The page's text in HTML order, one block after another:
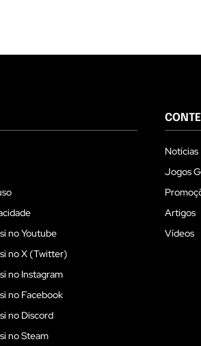
no Youtube
no X (Twitter)
no Instagram
no Facebook
no Discord
no Steam
Notícias
Jogos
Artigos
Vídeos